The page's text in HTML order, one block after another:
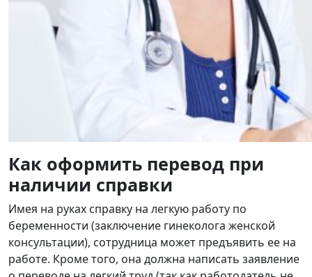
Как оформить перевод при
наличии справки
Имея на руках справку на легкую работу по
беременности (заключение гинеколога женской
консультации), сотрудница может предъявить ее на
работе. Кроме того, она должна написать заявление